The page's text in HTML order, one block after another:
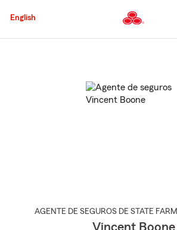
al
principal
English
AGENTE DE SEGUROS DE STATE FARM
Vincent Boone